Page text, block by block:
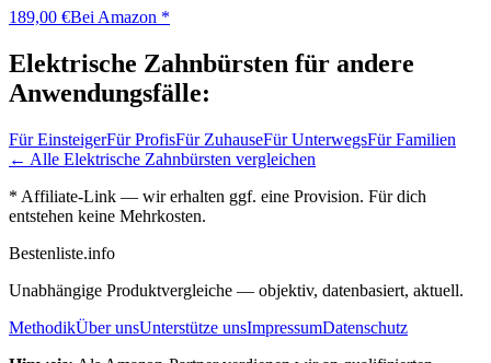
189,00 €Bei Amazon *
Elektrische Zahnbürsten für andere
Anwendungsfälle:
FürEinsteigerFürProfisFür ZuhauseFürUnterwegsFürFamilien
← Alle Elektrische Zahnbürsten vergleichen
* Affiliate-Link — wir erhalten ggf. eine Provision. Für dich
entstehen keine Mehrkosten.
Bestenliste.info
Unabhängige Produktvergleiche — objektiv, datenbasiert, aktuell.
MethodikÜber unsUnterstütze unsImpressumDatenschutz